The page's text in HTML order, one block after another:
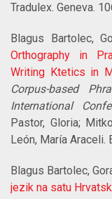
Tradulex. Geneva.
Blagus Bartolec,
Orthography in
Writing Ktetics in
Corpus-based
International
Pastor, Gloria;
León, María Araceli.
Blagus Bartolec,
jezik na satu